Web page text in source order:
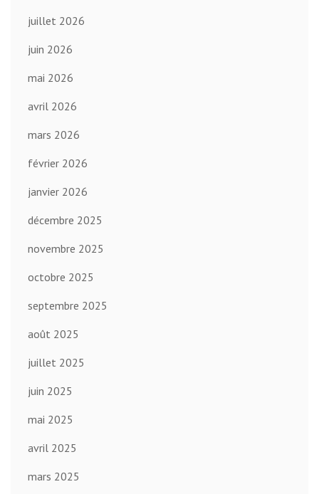
juillet 2026
juin 2026
mai 2026
avril 2026
mars 2026
février 2026
janvier 2026
décembre 2025
novembre 2025
octobre 2025
septembre 2025
août 2025
juillet 2025
juin 2025
mai 2025
avril 2025
mars 2025